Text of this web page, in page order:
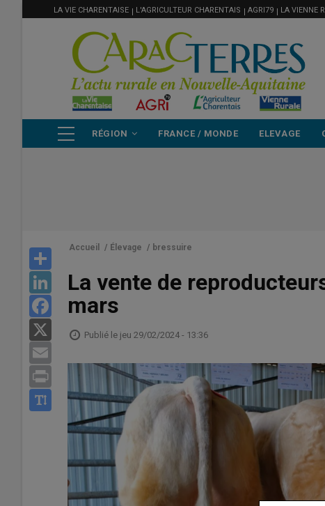
MENU
FILIÈRE
LA VIE CHARENTAISE L'AGRICULTEUR CHARENTAIS AGRI79 LA VIENNE
PRINCIPALE
RÉGION FRANCE / MONDE ELEVAGE
LinkedIn
Facebook
Accueil / Élevage / bressuire
La vente de
mars
Publié le jeu 29/02/2024 - 13:36